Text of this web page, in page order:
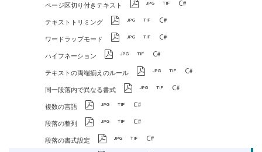
ページ区切り付きテキスト
テキストトリミング
ワードラップモード
ハイフネーション
テキストの両端揃えのルール
同一段落内で異なる書式
複数の言語
段落の整列
段落の書式設定